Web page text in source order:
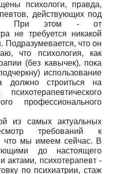
психологи, правда,
действующих под
При этом - от
не требуется никакой
Подразумевается, что он
что психология, как
(без кавычек), пока
использование
должно строиться на
профессионального
из самых актуальных
требований к
что мы имеем сейчас. В
до настоящего
актами, психотерапевт -
по психиатрии, стаж